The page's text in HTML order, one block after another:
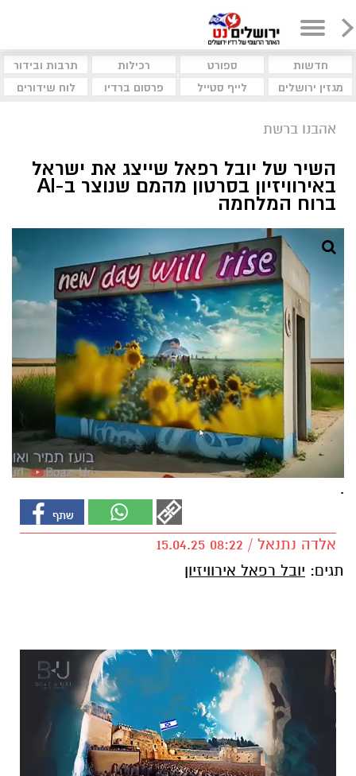
חדשות ספורט רכילות
תרבות ובידור
מגזין ירושלים
לייף סטייל פרסום ברדיו לוח שידורים
אהבנו ברשת
השיר של יובל רפאל שייצג את ישראל
באירוויזיון בסרטון מהמם שנוצר ב-AI
ברוח המלחמה
.
אלדה נתנאל / 08:22 15.04.25
תגים: יובל רפאל אירוויזיון